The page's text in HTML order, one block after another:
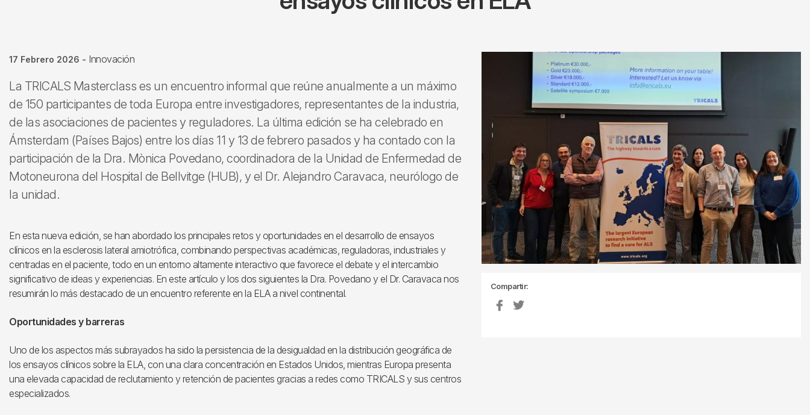
17 Febrero 2026 - Innovación
La TRICALS Masterclass es un encuentro informal que reúne anualmente a un máximo
de 150 participantes de toda Europa entre investigadores, representantes de la industria,
de las asociaciones de pacientes y reguladores. La última edición se ha celebrado en
Ámsterdam (Países Bajos) entre los días 11 y 13 de febrero pasados y ha contado con la
participación de la Dra. Mònica Povedano, coordinadora de la Unidad de Enfermedad de
Motoneurona del Hospital de Bellvitge (HUB), y el Dr. Alejandro Caravaca, neurólogo de
la unidad.
En esta nueva edición, se han abordado los principales retos y oportunidades en el desarrollo de ensayos
clínicos en la esclerosis lateral amiotrófica, combinando perspectivas académicas, reguladoras, industriales y
centradas en el paciente, todo en un entorno altamente interactivo que favorece el debate y el intercambio
significativo de ideas y experiencias. En este artículo y los dos siguientes la Dra. Povedano y el Dr. Caravaca nos
resumirán lo más destacado de un encuentro referente en la ELA a nivel continental.
Oportunidades y barreras
Uno de los aspectos más subrayados ha sido la persistencia de la desigualdad en la distribución geográfica de
los ensayos clínicos sobre la ELA, con una clara concentración en Estados Unidos, mientras Europa presenta
una elevada capacidad de reclutamiento y retención de pacientes gracias a redes como TRICALS y sus centros
especializados.
Compartir: